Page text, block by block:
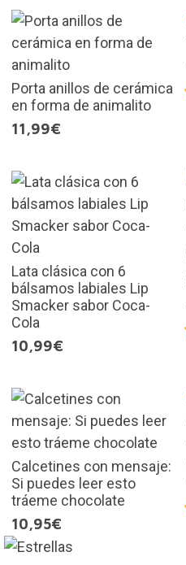
Porta anillos de cerámica
en forma de animalito
11,99€
Lata clásica con 6
bálsamos labiales Lip
Smacker sabor Coca-
Cola
10,99€
Calcetines con mensaje:
Si puedes leer esto
tráeme chocolate
10,95€